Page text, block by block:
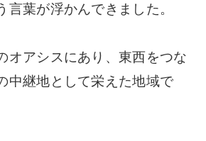
言葉が浮かんできました。
オアシスにあり、東西をつな
中継地として栄えた地域で